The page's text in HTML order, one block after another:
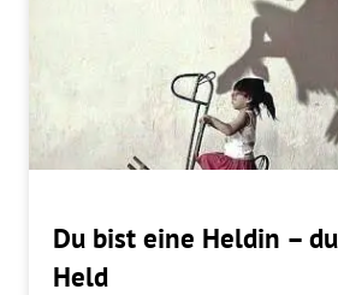
​Du bist eine Heldin –
Held